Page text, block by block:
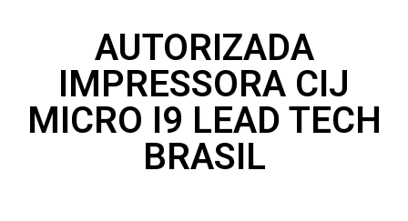
AUTORIZADA
IMPRESSORA CIJ
MICRO I9 LEAD TECH
BRASIL